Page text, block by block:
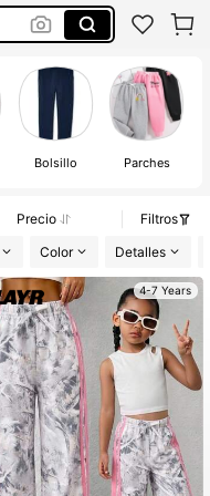
Bolsillo Parches
Precio
Filtros
Color Detalles
4-7 Years